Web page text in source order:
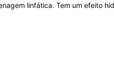
linfática. Tem um efeito